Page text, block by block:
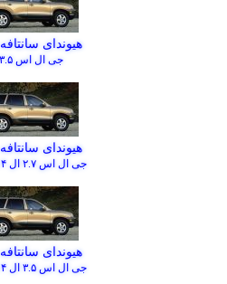
هیوندای سانتافه ۲۰۰۴
جی ال اس ۳.۵ ال
هیوندای سانتافه ۲۰۰۴
جی ال اس ۲.۷ ال ۴ دبلیو دی
هیوندای سانتافه ۲۰۰۴
جی ال اس ۳.۵ ال ۴ دبلیو دی